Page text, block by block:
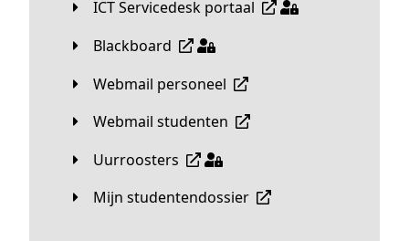
ICT Servicedesk portaal
Blackboard
Webmail personeel
Webmail studenten
Uurroosters
Mijn studentendossier